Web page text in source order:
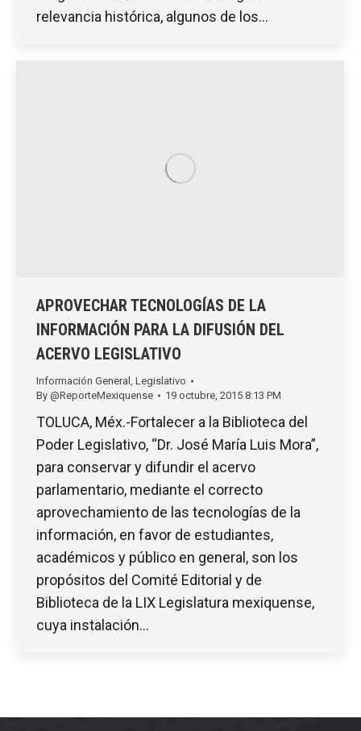
relevancia histórica, algunos de los…
APROVECHAR TECNOLOGÍAS DE LA
INFORMACIÓN PARA LA DIFUSIÓN DEL
ACERVO LEGISLATIVO
Información General
Legislativo
By @ReporteMexiquense 19 octubre, 2015 8:13 PM
TOLUCA, Méx.-Fortalecer a la Biblioteca del
Poder Legislativo, “Dr. José María Luis Mora”,
para conservar y difundir el acervo
parlamentario, mediante el correcto
aprovechamiento de las tecnologías de la
información, en favor de estudiantes,
académicos y público en general, son los
propósitos del Comité Editorial y de
Biblioteca de la LIX Legislatura mexiquense,
cuya instalación…